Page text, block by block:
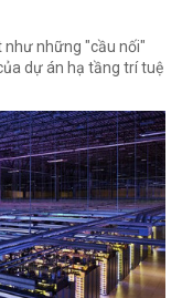
như những "cầu nối"
dự án hạ tầng trí tuệ